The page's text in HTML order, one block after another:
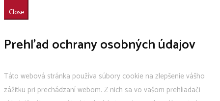
Close
Prehľad ochrany osobných údajov
Táto webová stránka používa súbory cookie na zlepšenie vášho
zážitku pri prechádzaní webom. Z nich sa vo vašom prehliadači